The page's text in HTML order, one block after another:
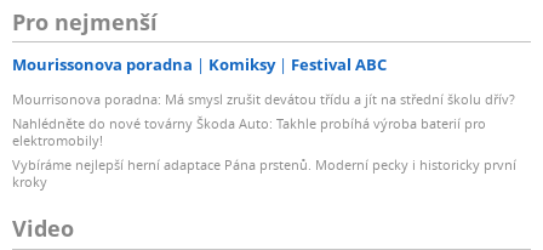
Pro nejmenší
Mourissonova poradna Komiksy Festival ABC
Mourrisonova poradna: Má smysl zrušit devátou třídu a jít na střední školu dřív?
Nahlédněte do nové továrny Škoda Auto: Takhle probíhá výroba baterií pro
elektromobily!
Vybíráme nejlepší herní adaptace Pána prstenů. Moderní pecky i historicky první
kroky
Video